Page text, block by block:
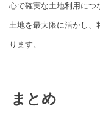
心で確実な土地利用につ
土地を最大限に活かし、
ります。
まとめ